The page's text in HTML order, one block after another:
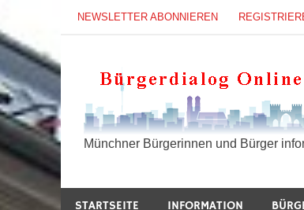
NEWSLETTER ABONNIEREN
Münchner Bürgerinnen und Bürger
STARTSEITE INFORMATION